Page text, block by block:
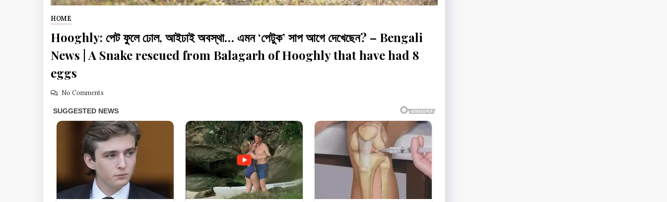
HOME
Hooghly: পেট ফুলে ঢোল, আইঢাই অবস্থা… এমন ‘পেটুক’ সাপ আগে দেখেছেন? – Bengali
News | A Snake rescued from Balagarh of Hooghly that have had 8
eggs
No Comments